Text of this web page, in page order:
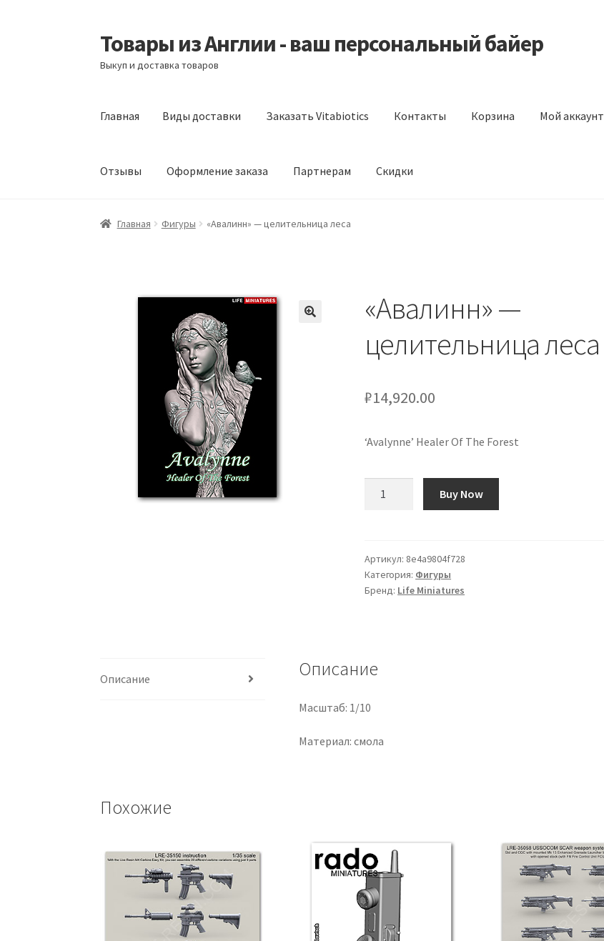
Перейти
к
навигации
Перейти
к
содержимому
Товары из Англии - ваш персональный байер
Выкуп и доставка товаров
Главная Виды доставки Заказать Vitabiotics Контакты Корзина Мой аккаунт
Отзывы Оформление заказа Партнерам Скидки
Главная Виды доставки
Главная Фигуры «Авалинн» — целительница леса
«Авалинн» —
целительница леса
₽14,920.00
‘Avalynne’ Healer Of The Forest
целительница
леса
Buy Now
Артикул: 8e4a9804f728
Категория: Фигуры
Бренд: Life Miniatures
Описание Описание
Масштаб: 1/10
Материал: смола
Похожие